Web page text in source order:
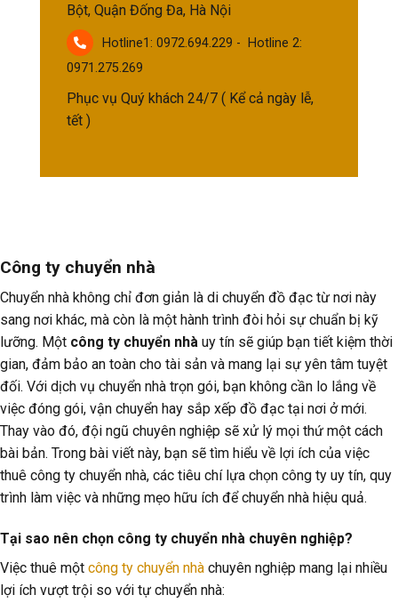
Bột, Quận Đống Đa, Hà Nội
Hotline1: 0972.694.229 - Hotline 2:
0971.275.269
Phục vụ Quý khách 24/7 ( Kể cả ngày lễ,
tết )
Công ty chuyển nhà
Chuyển nhà không chỉ đơn giản là di chuyển đồ đạc từ nơi này
sang nơi khác, mà còn là một hành trình đòi hỏi sự chuẩn bị kỹ
lưỡng. Một công ty chuyển nhà uy tín sẽ giúp bạn tiết kiệm thời
gian, đảm bảo an toàn cho tài sản và mang lại sự yên tâm tuyệt
đối. Với dịch vụ chuyển nhà trọn gói, bạn không cần lo lắng về
việc đóng gói, vận chuyển hay sắp xếp đồ đạc tại nơi ở mới.
Thay vào đó, đội ngũ chuyên nghiệp sẽ xử lý mọi thứ một cách
bài bản. Trong bài viết này, bạn sẽ tìm hiểu về lợi ích của việc
thuê công ty chuyển nhà, các tiêu chí lựa chọn công ty uy tín, quy
trình làm việc và những mẹo hữu ích để chuyển nhà hiệu quả.
Tại sao nên chọn công ty chuyển nhà chuyên nghiệp?
Việc thuê một công ty chuyển nhà chuyên nghiệp mang lại nhiều
lợi ích vượt trội so với tự chuyển nhà: